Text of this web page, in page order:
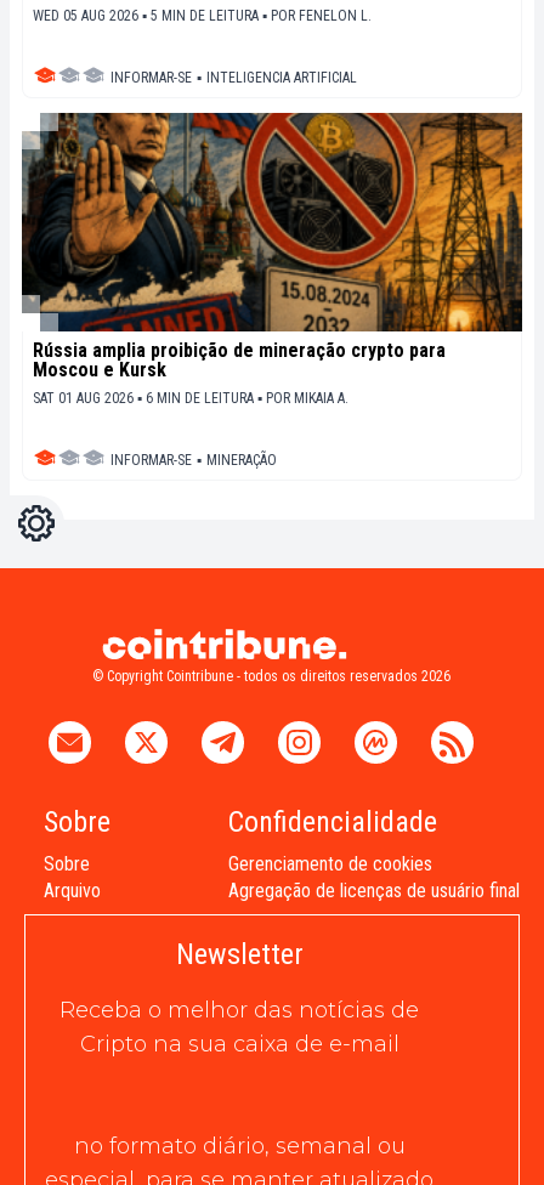
WED 05 AUG 2026 ▪ 5 MIN DE LEITURA ▪ POR FENELON L.
INFORMAR-SE ▪ INTELIGENCIA ARTIFICIAL
Rússia amplia proibição de mineração crypto para
Moscou e Kursk
SAT 01 AUG 2026 ▪ 6 MIN DE LEITURA ▪ POR MIKAIA A.
INFORMAR-SE ▪ MINERAÇÃO
Configurações
© Copyright Cointribune - todos os direitos reservados 2026
Sobre
Sobre
Arquivo
Confidencialidade
Gerenciamento de cookies
Agregação de licenças de usuário final
Newsletter
Receba o melhor das notícias de
Cripto na sua caixa de e-mail
no formato diário, semanal ou